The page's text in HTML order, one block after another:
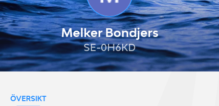
Melker Bondjers
SE-0H6KD
ÖVERSIKT